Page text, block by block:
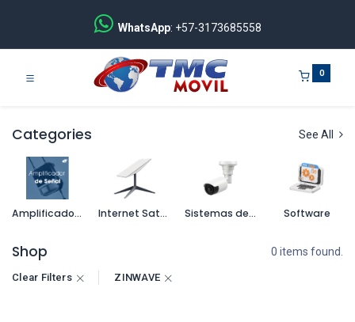
WhatsApp: +57-3173685558
0
Categories See All
Amplificadores de señal Internet Satelital Sistemas de seguridad Software
Shop 0 items found.
Clear Filters ZINWAVE